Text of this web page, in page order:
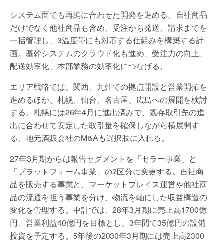
システム面でも再編に合わせた開発を進める。自社商品
だけでなく他社商品も含め、受注から発送、請求までを
一括管理し、3温度帯にも対応する仕組みを構築する計
画。基幹システムのクラウド化も進め、受注力の向上、
配送効率化、本部業務の効率化につなげる。
エリア戦略では、関西、九州での拠点開設と営業開拓を
進めるほか、札幌、仙台、名古屋、広島への展開を検討
する。札幌には26年4月に進出済みで、既存取引先の進
出に合わせて安定した取引量を確保しながら横展開す
る。地元酒販会社のM&Aも選択肢に入れる。
27年3月期からは報告セグメントを「セラー事業」と
「プラットフォーム事業」の2区分に変更する。自社商
品を販売する事業と、マーケットプレイス運営や他社商
品の流通を担う事業を分け、物流を軸にした収益構造の
変化を管理する。中計では、28年3月期に売上高1700億
円、営業利益40億円を目標とし、3年間で35億円の設備
投資を予定する。5年後の2030年3月期には売上高2300